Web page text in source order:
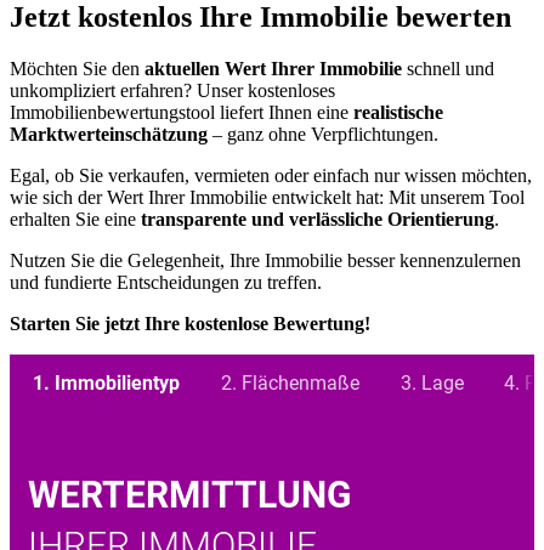
Jetzt kostenlos Ihre Immobilie bewerten
Möchten Sie den aktuellen Wert Ihrer Immobilie schnell und
unkompliziert erfahren? Unser kostenloses
Immobilienbewertungstool liefert Ihnen eine realistische
Marktwerteinschätzung – ganz ohne Verpflichtungen.
Egal, ob Sie verkaufen, vermieten oder einfach nur wissen möchten,
wie sich der Wert Ihrer Immobilie entwickelt hat: Mit unserem Tool
erhalten Sie eine transparente und verlässliche Orientierung.
Nutzen Sie die Gelegenheit, Ihre Immobilie besser kennenzulernen
und fundierte Entscheidungen zu treffen.
Starten Sie jetzt Ihre kostenlose Bewertung!